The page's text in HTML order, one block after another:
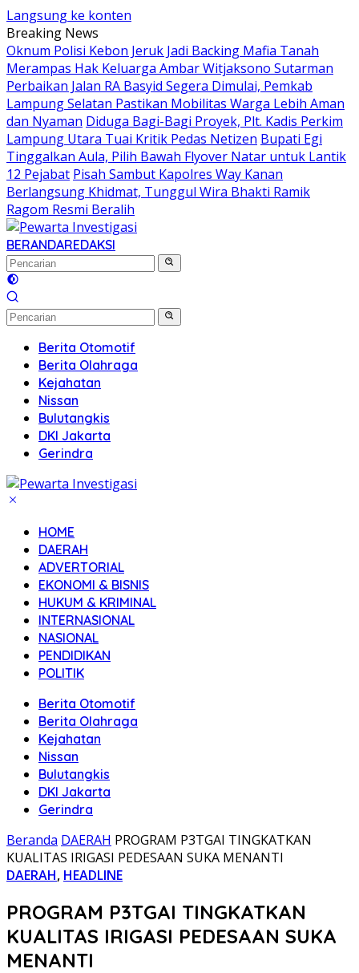
Langsung ke konten
Breaking News
Oknum Polisi Kebon Jeruk Jadi Backing Mafia Tanah
Merampas Hak Keluarga Ambar Witjaksono Sutarman
Perbaikan Jalan RA Basyid Segera Dimulai, Pemkab
Lampung Selatan Pastikan Mobilitas Warga Lebih Aman
dan Nyaman Diduga Bagi-Bagi Proyek, Plt. Kadis Perkim
Lampung Utara Tuai Kritik Pedas Netizen Bupati Egi
Tinggalkan Aula, Pilih Bawah Flyover Natar untuk Lantik
12 Pejabat Pisah Sambut Kapolres Way Kanan
Berlangsung Khidmat, Tunggul Wira Bhakti Ramik
Ragom Resmi Beralih
BERANDAREDAKSI
Berita Otomotif
Berita Olahraga
Kejahatan
Nissan
Bulutangkis
DKI Jakarta
Gerindra
HOME
DAERAH
ADVERTORIAL
EKONOMI & BISNIS
HUKUM & KRIMINAL
INTERNASIONAL
NASIONAL
PENDIDIKAN
POLITIK
Berita Otomotif
Berita Olahraga
Kejahatan
Nissan
Bulutangkis
DKI Jakarta
Gerindra
Beranda DAERAH PROGRAM P3TGAI TINGKATKAN
KUALITAS IRIGASI PEDESAAN SUKA MENANTI
DAERAH, HEADLINE
PROGRAM P3TGAI TINGKATKAN
KUALITAS IRIGASI PEDESAAN SUKA
MENANTI